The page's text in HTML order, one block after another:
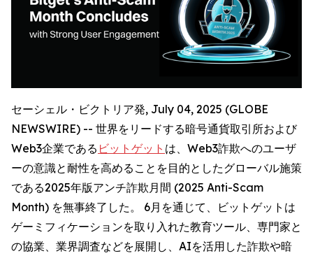
セーシェル・ビクトリア発, July 04, 2025 (GLOBE
NEWSWIRE) -- 世界をリードする暗号通貨取引所および
Web3企業である ビットゲット は、Web3詐欺へのユーザ
ーの意識と耐性を高めることを目的としたグローバル施策
である2025年版アンチ詐欺月間 (2025 Anti-Scam
Month) を無事終了した。 6月を通じて、ビットゲットは
ゲーミフィケーションを取り入れた教育ツール、専門家と
の協業、業界調査などを展開し、AIを活用した詐欺や暗